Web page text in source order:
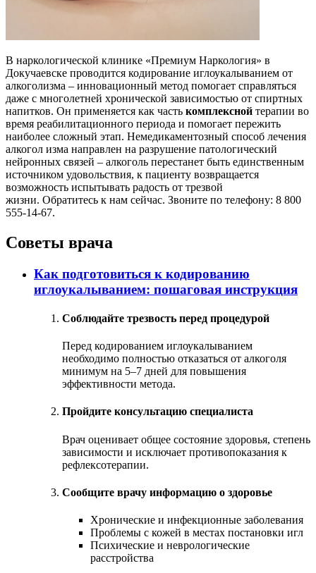
В наркологической клинике «Премиум Наркология» в
Докучаевске проводится кодирование иглоукалыванием от
алкоголизма – инновационный метод помогает справляться
даже с многолетней хронической зависимостью от спиртных
напитков. Он применяется как часть комплексной терапии во
время реабилитационного периода и помогает пережить
наиболее сложный этап. Немедикаментозный способ лечения
алкогол изма направлен на разрушение патологический
нейронных связей – алкоголь перестанет быть единственным
источником удовольствия, к пациенту возвращается
возможность испытывать радость от трезвой
жизни. Обратитесь к нам сейчас. Звоните по телефону: 8 800
555-14-67.
Советы врача
Как подготовиться к кодированию
иглоукалыванием: пошаговая инструкция
Соблюдайте трезвость перед процедурой
Перед кодированием иглоукалыванием
необходимо полностью отказаться от алкоголя
минимум на 5–7 дней для повышения
эффективности метода.
Пройдите консультацию специалиста
Врач оценивает общее состояние здоровья, степень
зависимости и исключает противопоказания к
рефлексотерапии.
Сообщите врачу информацию о здоровье
Хронические и инфекционные заболевания
Проблемы с кожей в местах постановки игл
Психические и неврологические
расстройства